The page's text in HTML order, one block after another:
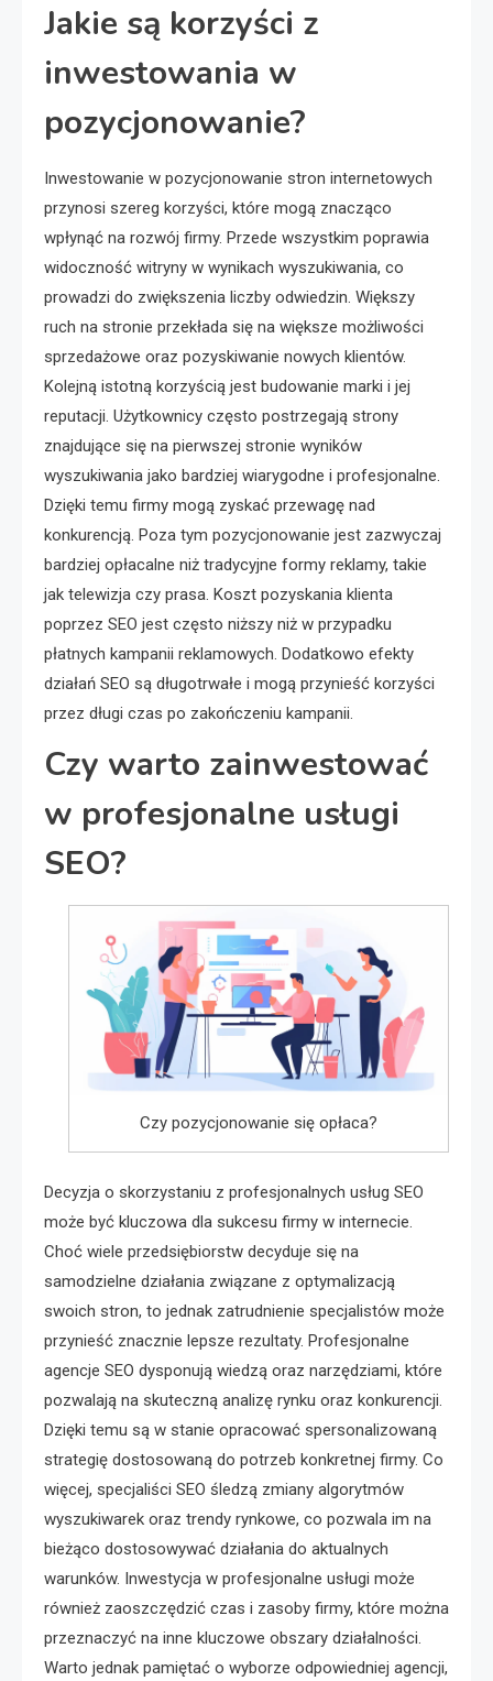
Jakie są korzyści z
inwestowania w
pozycjonowanie?
Inwestowanie w pozycjonowanie stron internetowych
przynosi szereg korzyści, które mogą znacząco
wpłynąć na rozwój firmy. Przede wszystkim poprawia
widoczność witryny w wynikach wyszukiwania, co
prowadzi do zwiększenia liczby odwiedzin. Większy
ruch na stronie przekłada się na większe możliwości
sprzedażowe oraz pozyskiwanie nowych klientów.
Kolejną istotną korzyścią jest budowanie marki i jej
reputacji. Użytkownicy często postrzegają strony
znajdujące się na pierwszej stronie wyników
wyszukiwania jako bardziej wiarygodne i profesjonalne.
Dzięki temu firmy mogą zyskać przewagę nad
konkurencją. Poza tym pozycjonowanie jest zazwyczaj
bardziej opłacalne niż tradycyjne formy reklamy, takie
jak telewizja czy prasa. Koszt pozyskania klienta
poprzez SEO jest często niższy niż w przypadku
płatnych kampanii reklamowych. Dodatkowo efekty
działań SEO są długotrwałe i mogą przynieść korzyści
przez długi czas po zakończeniu kampanii.
Czy warto zainwestować
w profesjonalne usługi
SEO?
Czy pozycjonowanie się opłaca?
Decyzja o skorzystaniu z profesjonalnych usług SEO
może być kluczowa dla sukcesu firmy w internecie.
Choć wiele przedsiębiorstw decyduje się na
samodzielne działania związane z optymalizacją
swoich stron, to jednak zatrudnienie specjalistów może
przynieść znacznie lepsze rezultaty. Profesjonalne
agencje SEO dysponują wiedzą oraz narzędziami, które
pozwalają na skuteczną analizę rynku oraz konkurencji.
Dzięki temu są w stanie opracować spersonalizowaną
strategię dostosowaną do potrzeb konkretnej firmy. Co
więcej, specjaliści SEO śledzą zmiany algorytmów
wyszukiwarek oraz trendy rynkowe, co pozwala im na
bieżąco dostosowywać działania do aktualnych
warunków. Inwestycja w profesjonalne usługi może
również zaoszczędzić czas i zasoby firmy, które można
przeznaczyć na inne kluczowe obszary działalności.
Warto jednak pamiętać o wyborze odpowiedniej agencji,